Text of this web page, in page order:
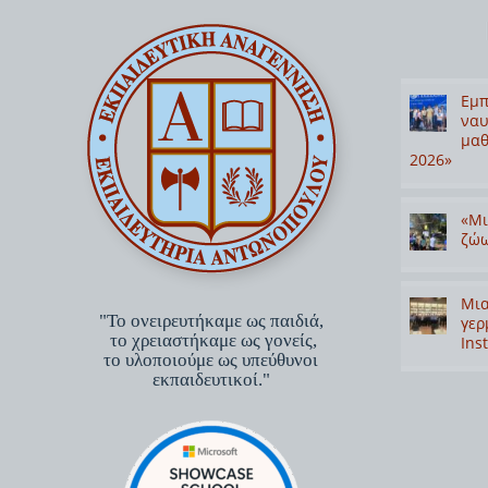
"Το ονειρευτήκαμε ως παιδιά,
το χρειαστήκαμε ως γονείς,
το υλοποιούμε ως υπεύθυνοι
εκπαιδευτικοί."
2026»